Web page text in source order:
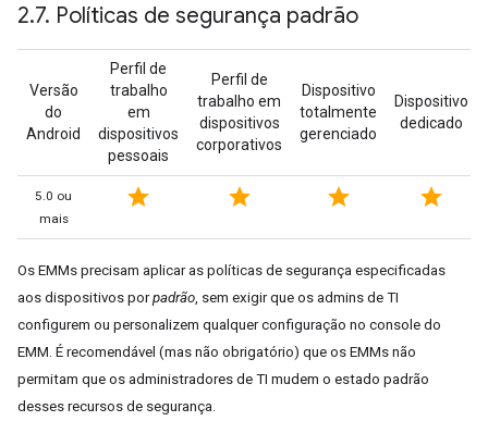
2.7. Políticas de segurança padrão
Versão
do
Android
Perfil de
trabalho
em
dispositivos
pessoais
Perfil de
trabalho em
dispositivos
corporativos
Dispositivo
totalmente
gerenciado
Dispositivo
dedicado
5.0 ou
mais
star star star star
Os EMMs precisam aplicar as políticas de segurança especificadas
aos dispositivos porpadrão, sem exigir que os admins de TI
configurem ou personalizem qualquer configuração no console do
EMM. É recomendável (mas não obrigatório) que os EMMs não
permitam que os administradores de TI mudem o estado padrão
desses recursos de segurança.